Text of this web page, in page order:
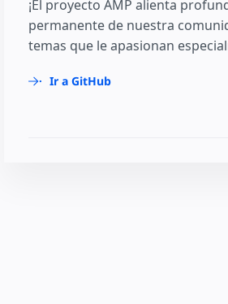
¡El proyecto AMP alienta
permanente de nuestra
temas que le apasionan
Ir a GitHub